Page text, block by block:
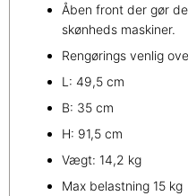
Åben front der gør
skønheds maskiner.
Rengørings venlig
L: 49,5 cm
B: 35 cm
H: 91,5 cm
Vægt: 14,2 kg
Max belastning 15 kg